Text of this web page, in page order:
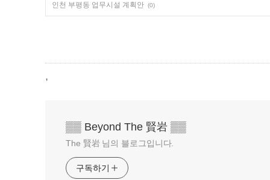
인천 부평동 업무시설 계획안 (0)
,
▒▒ Beyond The 賢岩 ▒▒
The 賢岩 님의 블로그입니다.
구독하기